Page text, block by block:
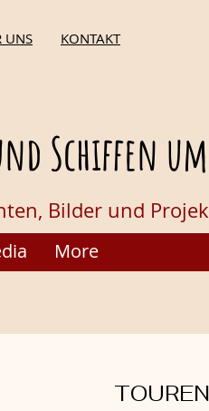
UNS KONTAKT
Schiffen
Bilder und
More